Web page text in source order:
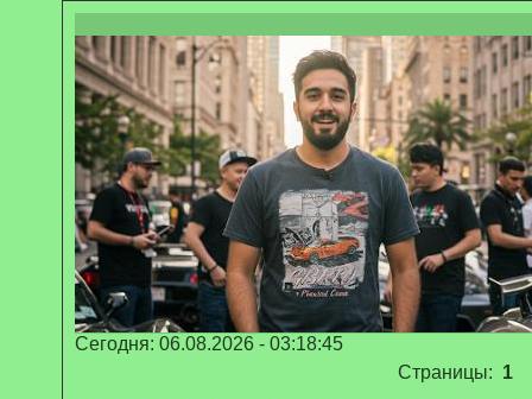
Сегодня: 06.08.2026 - 03:18:45
Страницы: 1